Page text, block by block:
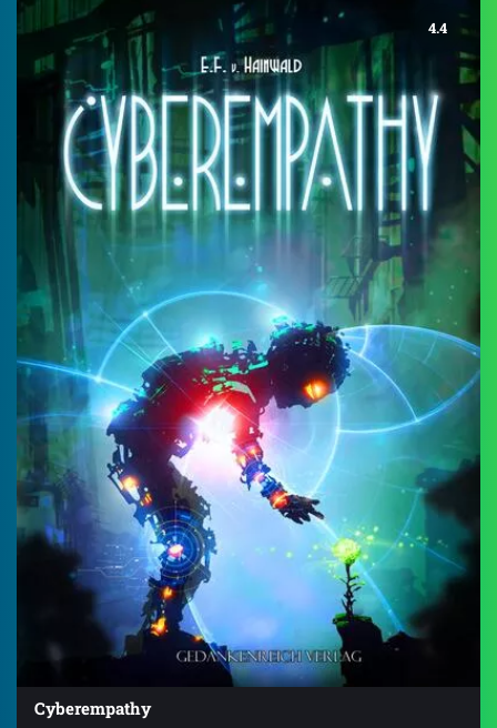
4.4
Cyberempathy